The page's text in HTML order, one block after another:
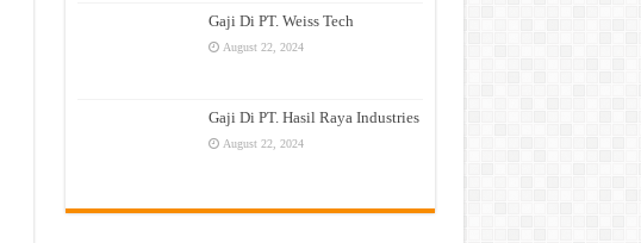
Gaji Di PT. Weiss Tech
August 22, 2024
Gaji Di PT. Hasil Raya Industries
August 22, 2024